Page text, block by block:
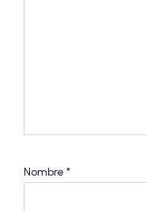
Nombre *